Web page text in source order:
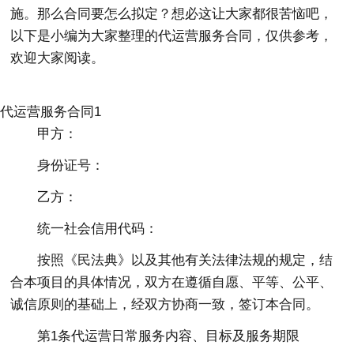
施。那么合同要怎么拟定？想必这让大家都很苦恼吧，
以下是小编为大家整理的代运营服务合同，仅供参考，
欢迎大家阅读。
代运营服务合同1
甲方：
身份证号：
乙方：
统一社会信用代码：
按照《民法典》以及其他有关法律法规的规定，结
合本项目的具体情况，双方在遵循自愿、平等、公平、
诚信原则的基础上，经双方协商一致，签订本合同。
第1条代运营日常服务内容、目标及服务期限